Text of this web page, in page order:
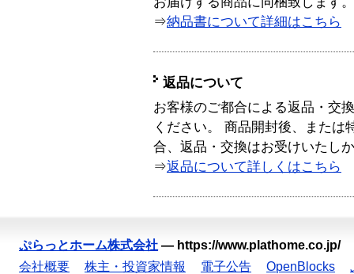
⇒納品書について詳細はこちら
返品について
お客様のご都合による返品・交
ください。 商品開封後、または
合、返品・交換はお受けいたし
⇒返品について詳しくはこちら
ぷらっとホーム株式会社 — https://www.plathome.co.jp/
会社概要
株主・投資家情報 電子公告 OpenBlocks